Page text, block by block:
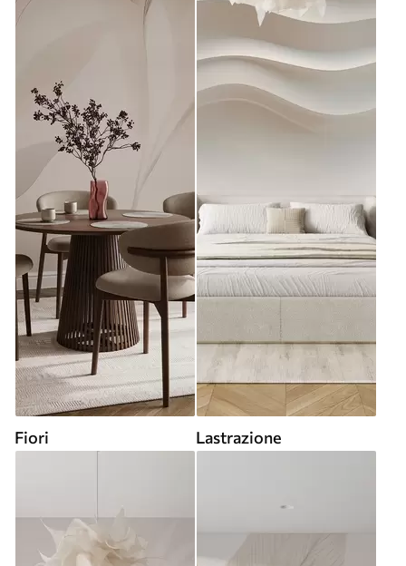
Fiori Lastrazione